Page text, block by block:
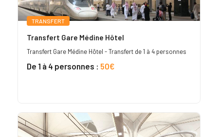
TRANSFERT
Transfert Gare Médine Hôtel
Transfert Gare Médine Hôtel - Transfert de 1 à 4 personnes
De 1 à 4 personnes : 50€